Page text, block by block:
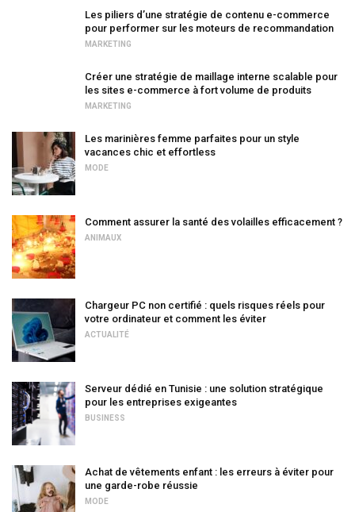
Les piliers d’une stratégie de contenu e-commerce
pour performer sur les moteurs de recommandation
MARKETING
Créer une stratégie de maillage interne scalable pour
les sites e-commerce à fort volume de produits
MARKETING
Les marinières femme parfaites pour un style
vacances chic et effortless
MODE
Comment assurer la santé des volailles efficacement ?
ANIMAUX
Chargeur PC non certifié : quels risques réels pour
votre ordinateur et comment les éviter
ACTUALITÉ
Serveur dédié en Tunisie : une solution stratégique
pour les entreprises exigeantes
BUSINESS
Achat de vêtements enfant : les erreurs à éviter pour
une garde-robe réussie
MODE